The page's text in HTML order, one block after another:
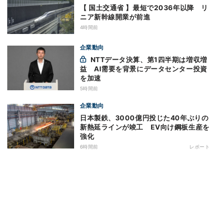
【 国土交通省 】最短で2036年以降 リ
ニア新幹線開業が前進
4時間前
企業動向
益 AI需要を背景にデータセンター投資
を加速
5時間前
企業動向
日本製鉄、3000億円投じた40年ぶりの
新熱延ラインが竣工 EV向け鋼板生産を
強化
6時間前 レポート